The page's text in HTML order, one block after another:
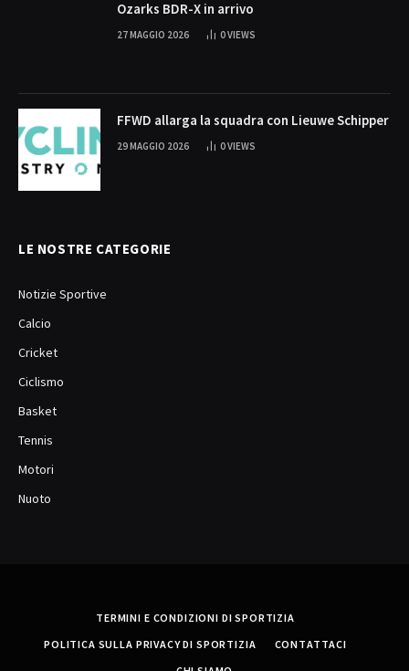
Ozarks BDR-X in arrivo
27 MAGGIO 2026 0VIEWS
FFWD allarga la squadra con Lieuwe Schipper
29 MAGGIO 2026 0VIEWS
LE NOSTRE CATEGORIE
Notizie Sportive
Calcio
Cricket
Ciclismo
Basket
Tennis
Motori
Nuoto
TERMINI E CONDIZIONI DI SPORTIZIA
POLITICA SULLA PRIVACY DI SPORTIZIA
CONTATTACI